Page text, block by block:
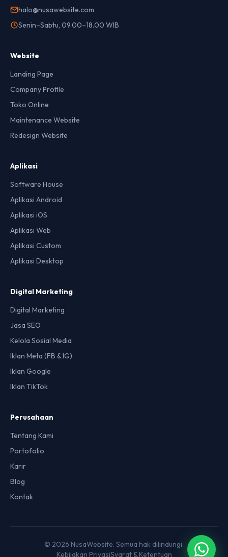
halo@nusawebsite.com
Senin–Sabtu, 09.00–18.00 WIB
Website
Landing Page
Company Profile
Toko Online
Maintenance Website
Redesign Website
Aplikasi
Software House
Aplikasi Android
Aplikasi iOS
Aplikasi Web
Aplikasi Custom
Aplikasi Desktop
Digital Marketing
Digital Marketing
Jasa SEO
Kelola Sosial Media
Iklan Meta (FB & IG)
Iklan Google
Iklan TikTok
Perusahaan
Tentang Kami
Portofolio
Karir
Blog
Kontak
© 2026 NusaWebsite. Semua hak dilindungi.
Kebijakan PrivasiSyarat & Ketentuan